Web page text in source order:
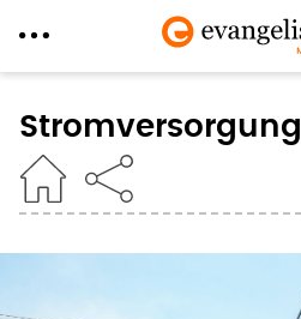
zum
Inhalt
Stromversorgung